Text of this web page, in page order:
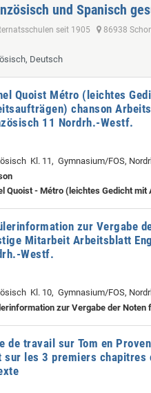
und Spanisch
seit 1905 86938
Deutsch
Quoist Métro (leichtes
chanson
11 Nordrh.-Westf.
Kl. 11, Gymnasium/FOS,
Quoist - Métro (leichtes Gedicht
zur Vergabe
Mitarbeit Arbeitsblatt
Westf.
Kl. 10, Gymnasium/FOS,
zur Vergabe der Noten
de travail sur Tom en
sur les 3 premiers chapitres